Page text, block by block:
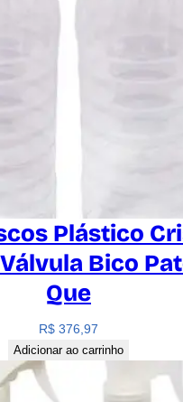
Plástico
Bico
Que
R$ 376,97
Adicionar ao carrinho